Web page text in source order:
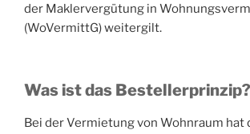
der Maklervergütung in
(WoVermittG) weitergilt.
Was ist das Bestellerprinzip?
Bei der Vermietung von Wohnraum hat